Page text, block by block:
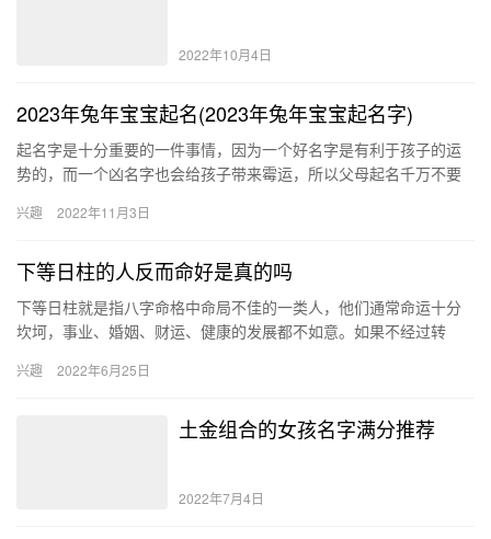
2022年10月4日
2023年兔年宝宝起名(2023年兔年宝宝起名字)
起名字是十分重要的一件事情，因为一个好名字是有利于孩子的运
势的，而一个凶名字也会给孩子带来霉运，所以父母起名千万不要
些适合…
兴趣 2022年11月3日
下等日柱的人反而命好是真的吗
下等日柱就是指八字命格中命局不佳的一类人，他们通常命运十分
坎坷，事业、婚姻、财运、健康的发展都不如意。如果不经过转
日柱有…
兴趣 2022年6月25日
土金组合的女孩名字满分推荐
2022年7月4日